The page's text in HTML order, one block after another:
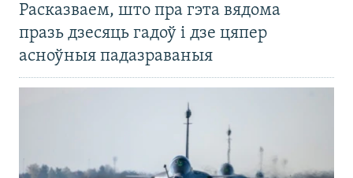
Расказваем, што пра гэта вядома
празь дзесяць гадоў і дзе цяпер
асноўныя падазраваныя